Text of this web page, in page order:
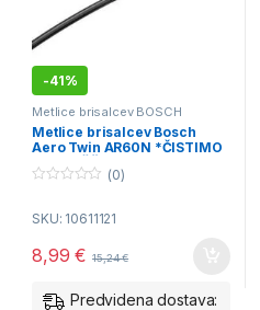
-41%
Metlice brisalcev BOSCH
Aerotwin - spredaj OUTLET
Metlice brisalcev Bosch
Aero Twin AR60N *ČISTIMO
u
f
(0)
SKU: 10611121
8,99€ 15,24€
Predvidena dostava: